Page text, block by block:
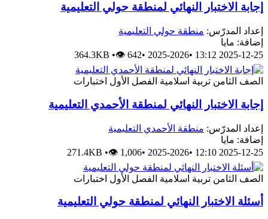
إجابة الاختبار النهائي لمنطقة حولي التعليمية
إعداد المدرّس:منطقة حولي التعليمية
إضافة: مايا
2025-12-25 13:12
•
2025-2026
•
364.3KB •👁 642
الصف الثامن تربية اسلامية الفصل الأول اختبارات
إجابة الاختبار النهائي لمنطقة الأحمدي التعليمية
إعداد المدرّس:منطقة الأحمدي التعليمية
إضافة: مايا
2025-12-25 12:10
•
2025-2026
•
271.4KB •👁 1,006
الصف الثامن تربية اسلامية الفصل الأول اختبارات
أسئلة الاختبار النهائي لمنطقة حولي التعليمية